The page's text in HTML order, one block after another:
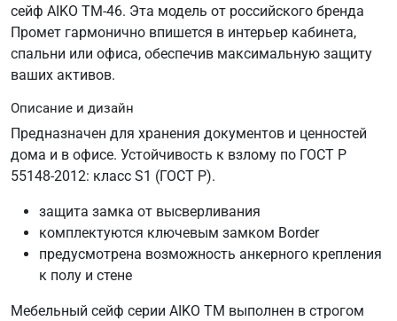
сейф AIKO ТМ-46. Эта модель от российского бренда
Промет гармонично впишется в интерьер кабинета,
спальни или офиса, обеспечив максимальную защиту
ваших активов.
Описание и дизайн
Предназначен для хранения документов и ценностей
дома и в офисе. Устойчивость к взлому по ГОСТ Р
55148-2012: класс S1 (ГОСТ Р).
защита замка от высверливания
комплектуются ключевым замком Border
предусмотрена возможность анкерного крепления
к полу и стене
Мебельный сейф серии AIKO TM выполнен в строгом